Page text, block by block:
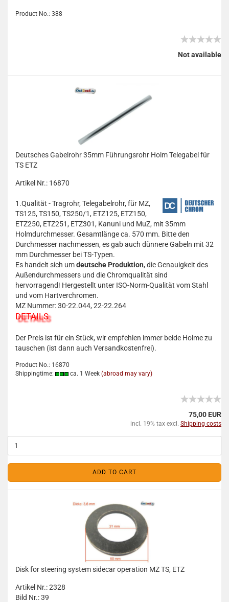
Product No.: 388
Not available
Deutsches Gabelrohr 35mm Führungsrohr Holm Telegabel für
TS ETZ
Artikel Nr.: 16870
1.Qualität - Tragrohr, Telegabelrohr, für MZ,
TS125, TS150, TS250/1, ETZ125, ETZ150,
ETZ250, ETZ251, ETZ301, Kanuni und MuZ, mit 35mm
Holmdurchmesser. Gesamtlänge ca. 570 mm. Bitte den
Durchmesser nachmessen, es gab auch dünnere Gabeln mit 32
mm Durchmesser bei TS-Typen.
Es handelt sich umdeutsche Produktion, die Genauigkeit des
Außendurchmessers und die Chromqualität sind
hervorragend! Hergestellt unter ISO-Norm-Qualität vom Stahl
und vom Hartverchromen.
MZ Nummer: 30-22.044, 22-22.264
DETAILS
Der Preis ist für ein Stück, wir empfehlen immer beide Holme zu
tauschen (ist dann auch Versandkostenfrei).
Product No.: 16870
Shippingtime:
ca. 1 Week (abroad may vary)
75,00 EUR
incl. 19% tax excl. Shipping costs
ADD TO CART
Disk for steering system sidecar operation MZ TS, ETZ
Artikel Nr.: 2328
Bild Nr.: 39